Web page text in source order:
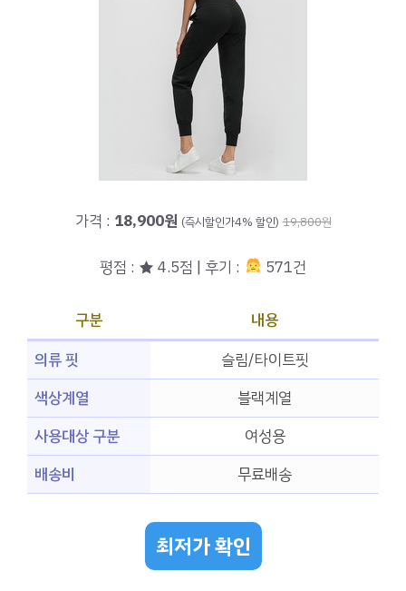
가격 : 18,900원 (즉시할인가4% 할인) 19,800원
평점 : ★ 4.5점 | 후기 : 571건
구분
내용
의류 핏
슬림/타이트핏
색상계열
블랙계열
사용대상 구분
여성용
배송비
무료배송
최저가 확인